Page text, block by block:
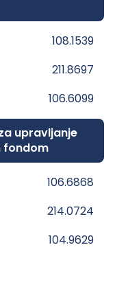
108.1539
211.8697
106.6099
upravljanje
fondom
106.6868
214.0724
104.9629